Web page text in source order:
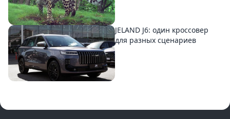
JELAND J6: один кроссовер
для разных сценариев